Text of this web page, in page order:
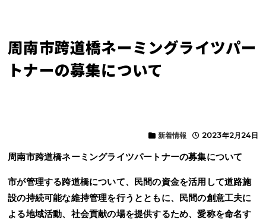
周南市跨道橋ネーミングライツパー
トナーの募集について
2023年2月24日
新着情報
周南市跨道橋ネーミングライツパートナーの募集について
市が管理する跨道橋について、民間の資金を活用して道路施
設の持続可能な維持管理を行うとともに、民間の創意工夫に
よる地域活動、社会貢献の場を提供するため、愛称を命名す